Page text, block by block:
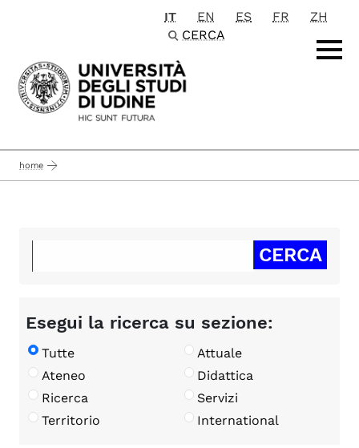
Passa al contenuto principale
IT EN ES FR
ZH
CERCA
home
Esegui la ricerca su sezione:
Tutte
Attuale
Ateneo
Didattica
Ricerca
Servizi
Territorio
International